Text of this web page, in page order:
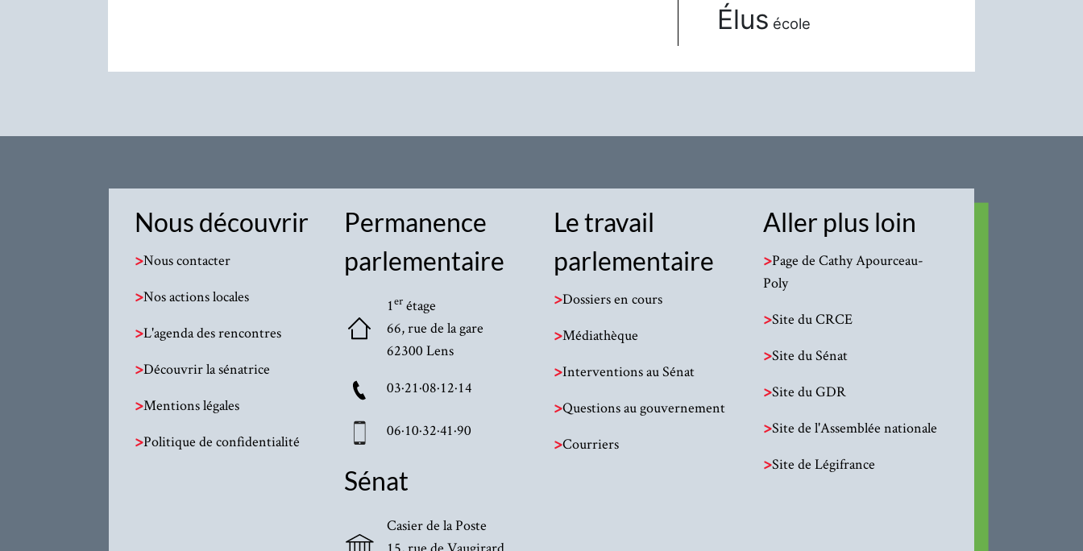
Élus école
Nous découvrir
>Nous contacter
>Nos actions locales
>L'agenda des rencontres
>Découvrir la sénatrice
>Mentions légales
>Politique de confidentialité
Permanence
parlementaire
1er étage
66, rue de la gare
62300 Lens
03·21·08·12·14
06·10·32·41·90
Sénat
Casier de la Poste
Le travail
parlementaire
>Dossiers en cours
>Médiathèque
>Interventions au Sénat
>Questions au gouvernement
>Courriers
Aller plus loin
>Page de Cathy Apourceau-
Poly
>Site du CRCE
>Site du Sénat
>Site du GDR
>Site de l'Assemblée nationale
>Site de Légifrance